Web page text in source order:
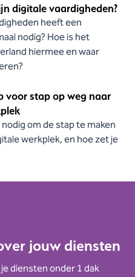
digitale vaardigheden?
heeft een
nodig? Hoe is het
hiermee en waar
voor stap op weg naar
om de stap te maken
werkplek, en hoe zet je
jouw diensten
diensten onder 1 dak